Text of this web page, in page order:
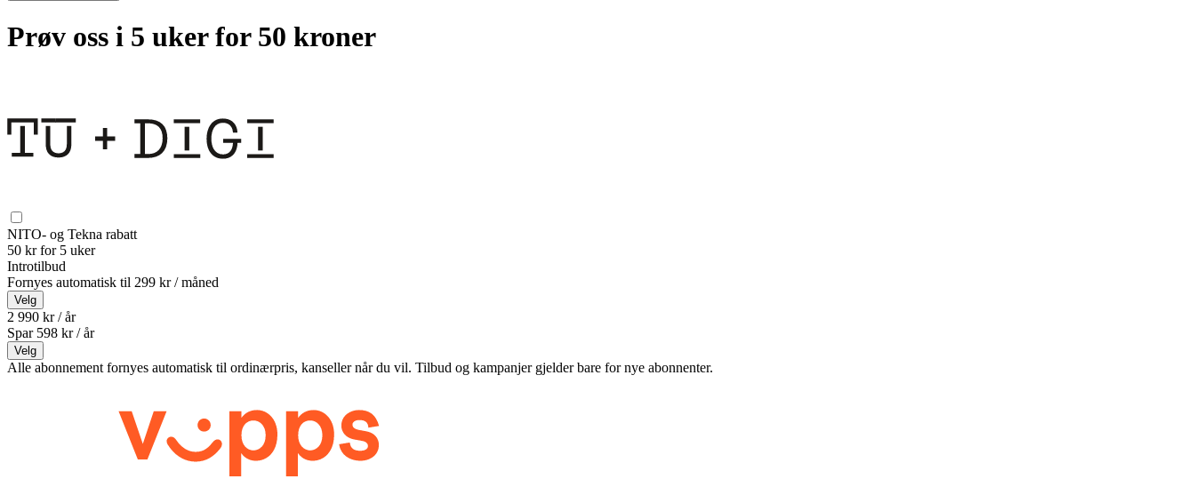
Prøv oss i 5 uker for 50 kroner
NITO- og Tekna rabatt
50 kr for 5 uker
Introtilbud
Fornyes automatisk til 299 kr / måned
Velg
2 990 kr / år
Spar 598 kr /år
Velg
Alle abonnement fornyes automatisk til ordinærpris, kanseller når du vil. Tilbud og kampanjer gjelder bare for nye abonnenter.